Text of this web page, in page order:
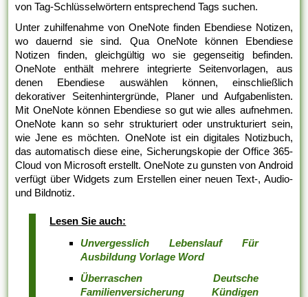
von Tag-Schlüsselwörtern entsprechend Tags suchen.
Unter zuhilfenahme von OneNote finden Ebendiese Notizen,
wo dauernd sie sind. Qua OneNote können Ebendiese
Notizen finden, gleichgültig wo sie gegenseitig befinden.
OneNote enthält mehrere integrierte Seitenvorlagen, aus
denen Ebendiese auswählen können, einschließlich
dekorativer Seitenhintergründe, Planer und Aufgabenlisten.
Mit OneNote können Ebendiese so gut wie alles aufnehmen.
OneNote kann so sehr strukturiert oder unstrukturiert sein,
wie Jene es möchten. OneNote ist ein digitales Notizbuch,
das automatisch diese eine, Sicherungskopie der Office 365-
Cloud von Microsoft erstellt. OneNote zu gunsten von Android
verfügt über Widgets zum Erstellen einer neuen Text-, Audio-
und Bildnotiz.
Lesen Sie auch:
Unvergesslich Lebenslauf Für
Ausbildung Vorlage Word
Überraschen Deutsche
Familienversicherung Kündigen